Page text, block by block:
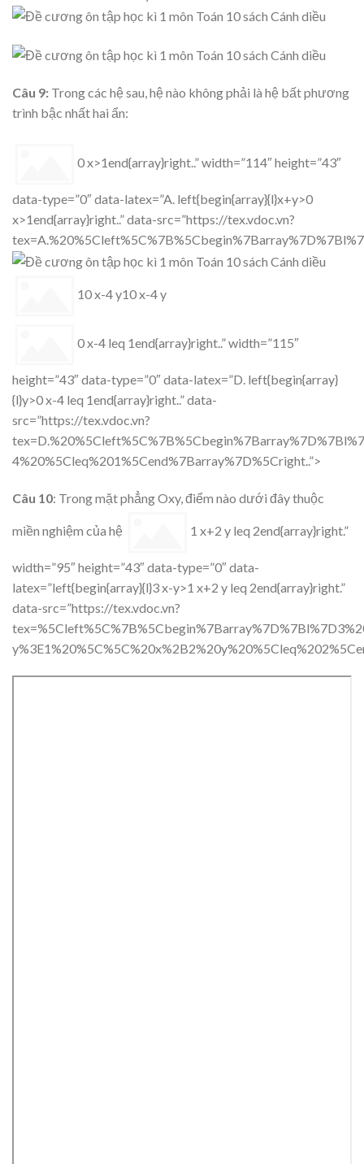
Câu 9: Trong các hệ sau, hệ nào không phải là hệ bất phương
trình bậc nhất hai ẩn:
0 x>1end{array}right..” width=”114″ height=”43″
data-type=”0″ data-latex=”A. left{begin{array}{l}x+y>0
x>1end{array}right..” data-src=”https://tex.vdoc.vn?
10 x-4 y10 x-4 y
0 x-4 leq 1end{array}right..” width=”115″
height=”43″ data-type=”0″ data-latex=”D. left{begin{array}
{l}y>0 x-4 leq 1end{array}right..” data-
src=”https://tex.vdoc.vn?
4%20%5Cleq%201%5Cend%7Barray%7D%5Cright..”>
Câu 10: Trong mặt phẳng Oxy, điểm nào dưới đây thuộc
miền nghiệm của hệ 1 x+2 y leq 2end{array}right.”
width=”95″ height=”43″ data-type=”0″ data-
latex=”left{begin{array}{l}3 x-y>1 x+2 y leq 2end{array}right.”
data-src=”https://tex.vdoc.vn?